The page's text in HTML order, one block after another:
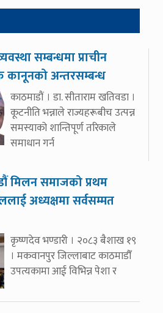
सम्बन्धमा प्राचीन
कानूनको अन्तरसम्बन्ध
काठमाडौं । डा. सीताराम खतिवडा ।
कूटनीति भन्नाले राज्यहरूबीच उत्पन्न
समस्याको शान्तिपूर्ण तरिकाले
समाधान गर्न
मिलन समाजको प्रथम
अध्यक्षमा सर्वसम्मत
कृष्णदेव भण्डारी । २०८३ बैशाख १९
। मकवानपुर जिल्लाबाट काठमाडौँ
उपत्यकामा आई विभिन्न पेशा र